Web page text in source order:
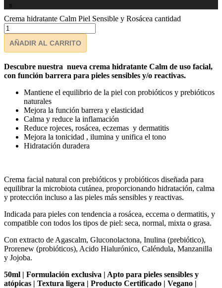
s
Crema hidratante Calm Piel Sensible y Rosácea cantidad
AÑADIR AL CARRITO
Descubre nuestra nueva crema hidratante Calm de uso facial,
con función barrera para pieles sensibles y/o reactivas.
Mantiene el equilibrio de la piel con probióticos y prebióticos
naturales
Mejora la función barrera y elasticidad
Calma y reduce la inflamación
Reduce rojeces, rosácea, eczemas y dermatitis
Mejora la tonicidad , ilumina y unifica el tono
Hidratación duradera
Crema facial natural con prebióticos y probióticos diseñada para
equilibrar la microbiota cutánea, proporcionando hidratación, calma
y protección incluso a las pieles más sensibles y reactivas.
Indicada para pieles con tendencia a rosácea, eccema o dermatitis, y
compatible con todos los tipos de piel: seca, normal, mixta o grasa.
Con extracto de Agascalm, Gluconolactona, Inulina (prebiótico),
Prorenew (probióticos), Acido Hialurónico, Caléndula, Manzanilla
y Jojoba.
50ml | Formulación exclusiva | Apto para pieles sensibles y
atópicas | Textura ligera | Producto Certificado | Vegano |